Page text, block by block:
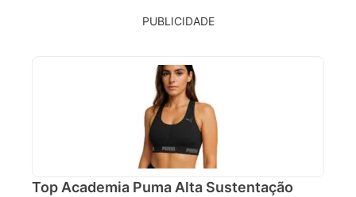
PUBLICIDADE
Top Academia Puma Alta Sustentação